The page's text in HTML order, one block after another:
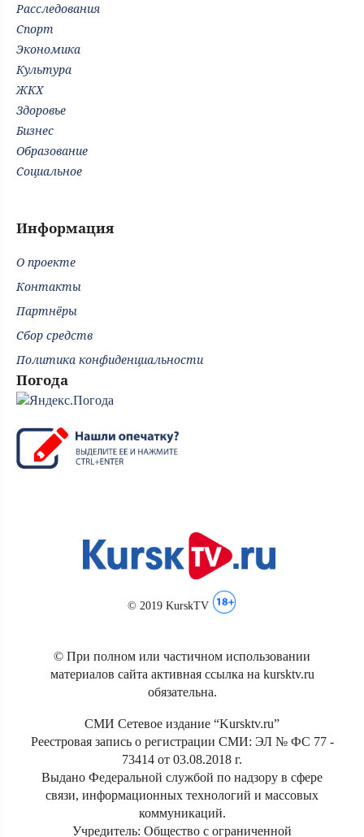
Расследования
Спорт
Экономика
Культура
ЖКХ
Здоровье
Бизнес
Образование
Социальное
Информация
О проекте
Контакты
Партнёры
Сбор средств
Политика конфиденциальности
Погода
© 2019 KurskTV
© При полном или частичном использовании
материалов сайта активная ссылка на kursktv.ru
обязательна.
СМИ Сетевое издание “Kursktv.ru”
Реестровая запись о регистрации СМИ: ЭЛ № ФС 77 -
73414 от 03.08.2018 г.
Выдано Федеральной службой по надзору в сфере
связи, информационных технологий и массовых
коммуникаций.
Учредитель: Общество с ограниченной